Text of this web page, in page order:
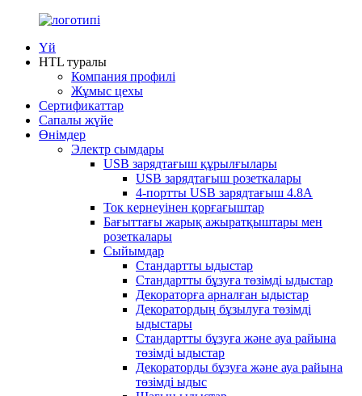
Үй
HTL туралы
Компания профилі
Жұмыс цехы
Сертификаттар
Сапалы жүйе
Өнімдер
Электр сымдары
USB зарядтағыш құрылғылары
USB зарядтағыш розеткалары
4-портты USB зарядтағыш 4.8A
Ток кернеуінен қорғағыштар
Бағыттағы жарық ажыратқыштары мен
розеткалары
Сыйымдар
Стандартты ыдыстар
Стандартты бұзуға төзімді ыдыстар
Декораторға арналған ыдыстар
Декоратордың бұзылуға төзімді
ыдыстары
Стандартты бұзуға және ауа райына
төзімді ыдыстар
Декораторды бұзуға және ауа райына
төзімді ыдыс